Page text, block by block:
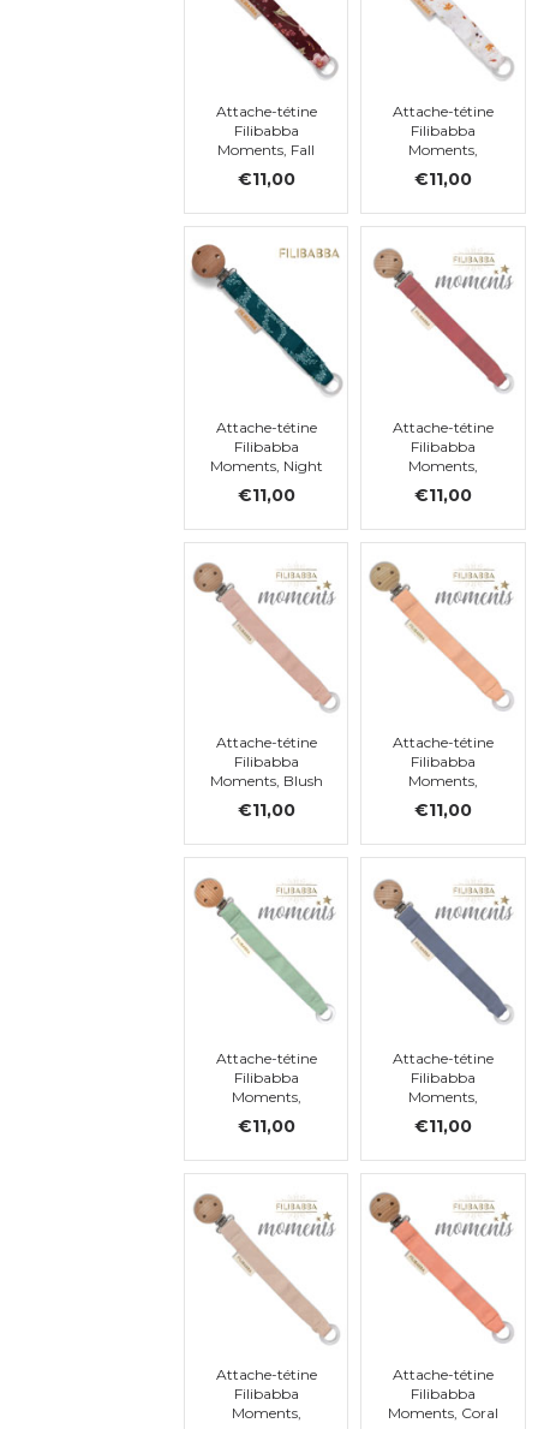
Attache-tétine
Filibabba
Moments, Fall
Flowers
€11,00
Attache-tétine
Filibabba
Moments,
Chestnuts
€11,00
Attache-tétine
Filibabba
Moments, Night
€11,00
Attache-tétine
Filibabba
Moments,
€11,00
Attache-tétine
Filibabba
Moments, Blush
€11,00
Attache-tétine
Filibabba
Moments,
Sandy
€11,00
Attache-tétine
Filibabba
Moments,
Tender Green
€11,00
Attache-tétine
Filibabba
Moments,
Warm Blue
€11,00
Attache-tétine
Filibabba
Moments,
Attache-tétine
Filibabba
Moments, Coral